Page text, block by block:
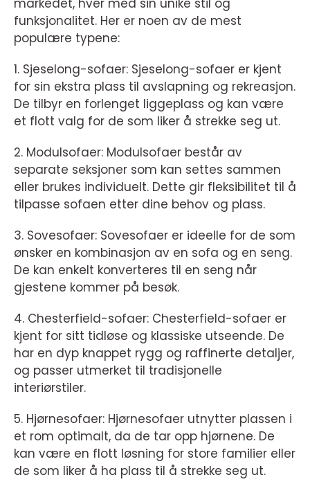
markedet, hver med sin unike stil og
funksjonalitet. Her er noen av de mest
populære typene:
1. Sjeselong-sofaer: Sjeselong-sofaer er kjent
for sin ekstra plass til avslapning og rekreasjon.
De tilbyr en forlenget liggeplass og kan være
et flott valg for de som liker å strekke seg ut.
2. Modulsofaer: Modulsofaer består av
separate seksjoner som kan settes sammen
eller brukes individuelt. Dette gir fleksibilitet til å
tilpasse sofaen etter dine behov og plass.
3. Sovesofaer: Sovesofaer er ideelle for de som
ønsker en kombinasjon av en sofa og en seng.
De kan enkelt konverteres til en seng når
gjestene kommer på besøk.
4. Chesterfield-sofaer: Chesterfield-sofaer er
kjent for sitt tidløse og klassiske utseende. De
har en dyp knappet rygg og raffinerte detaljer,
og passer utmerket til tradisjonelle
interiørstiler.
5. Hjørnesofaer: Hjørnesofaer utnytter plassen i
et rom optimalt, da de tar opp hjørnene. De
kan være en flott løsning for store familier eller
de som liker å ha plass til å strekke seg ut.